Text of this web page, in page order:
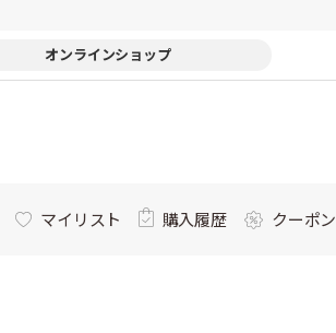
オンラインショップ
マイリスト 購入履歴 クーポン